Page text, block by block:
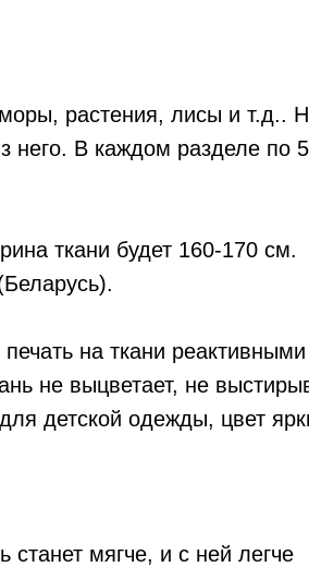
растения, лисы и т.д..
него. В каждом разделе по
ткани будет 160-170 см.
на ткани реактивными
не выцветает, не
детской одежды, цвет
мягче, и с ней легче